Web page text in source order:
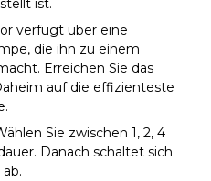
ist.
verfügt über eine
die ihn zu einem
Erreichen Sie das
auf die effizienteste
Sie zwischen 1, 2, 4
Danach schaltet sich